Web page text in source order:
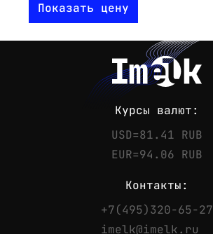
Контакты
Показать цену
Курсы валют:
USD=81.41 RUB
EUR=94.06 RUB
Контакты:
+7(495)320-65-27
imelk@imelk.ru